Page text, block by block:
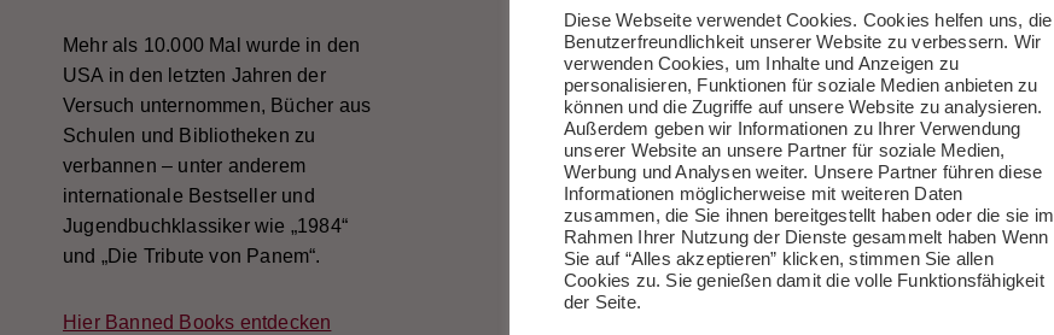
Mehr als 10.000 Mal wurde in den
USA in den letzten Jahren der
Versuch unternommen, Bücher aus
Schulen und Bibliotheken zu
verbannen – unter anderem
internationale Bestseller und
Jugendbuchklassiker wie „1984“
und „Die Tribute von Panem“.
Hier Banned Books entdecken
Diese Webseite verwendet Cookies. Cookies helfen uns, die
Benutzerfreundlichkeit unserer Website zu verbessern. Wir
verwenden Cookies, um Inhalte und Anzeigen zu
personalisieren, Funktionen für soziale Medien anbieten zu
können und die Zugriffe auf unsere Website zu analysieren.
Außerdem geben wir Informationen zu Ihrer Verwendung
unserer Website an unsere Partner für soziale Medien,
Werbung und Analysen weiter. Unsere Partner führen diese
Informationen möglicherweise mit weiteren Daten
zusammen, die Sie ihnen bereitgestellt haben oder die sie im
Rahmen Ihrer Nutzung der Dienste gesammelt haben Wenn
Sie auf “Alles akzeptieren” klicken, stimmen Sie allen
Cookies zu. Sie genießen damit die volle Funktionsfähigkeit
der Seite.